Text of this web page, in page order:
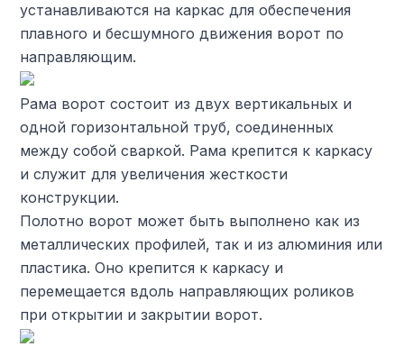
устанавливаются на каркас для обеспечения
плавного и бесшумного движения ворот по
направляющим.
Рама ворот состоит из двух вертикальных и
одной горизонтальной труб, соединенных
между собой сваркой. Рама крепится к каркасу
и служит для увеличения жесткости
конструкции.
Полотно ворот может быть выполнено как из
металлических профилей, так и из алюминия или
пластика. Оно крепится к каркасу и
перемещается вдоль направляющих роликов
при открытии и закрытии ворот.